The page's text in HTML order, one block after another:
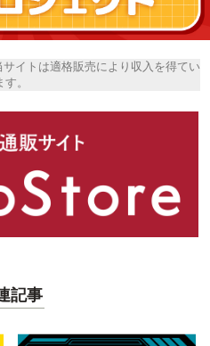
イトは適格販売により収入を得てい
す。
記事